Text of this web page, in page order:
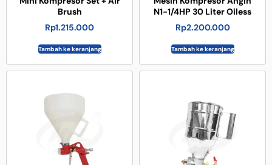
Brush
Rp1.215.000
Tambah ke keranjang
N1-1/4HP 30 Liter Oiless
Rp2.200.000
Tambah ke keranjang